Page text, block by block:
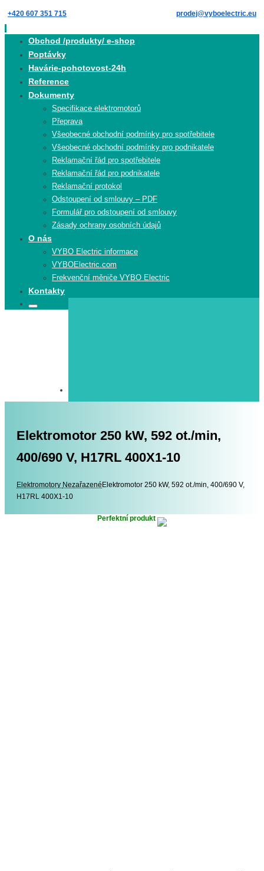
Skip
to
content
+420 607 351 715 prodej@vyboelectric.eu
Obchod /produkty/ e-shop
Poptávky
Havárie-pohotovost-24h
Reference
Dokumenty
Specifikace elektromotorů
Přeprava
Všeobecné obchodní podmínky pro spotřebitele
Všeobecné obchodní podmínky pro podnikatele
Reklamační řád pro spotřebitele
Reklamační řád pro podnikatele
Reklamační protokol
Odstoupení od smlouvy – PDF
Formulář pro odstoupení od smlouvy
Zásady ochrany osobních údajů
O nás
VYBO Electric informace
VYBOElectric.com
Frekvenční měniče VYBO Electric
Kontakty
Search
Search
Elektromotor 250 kW, 592 ot./min,
400/690 V, H17RL 400X1-10
Elektromotory Elektromotory
Nezařazené Elektromotor 250 kW, 592 ot./min, 400/690 V,
H17RL 400X1-10
Perfektní produkt